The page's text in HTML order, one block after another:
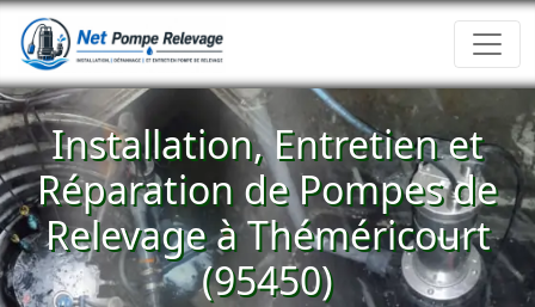
Installation, Entretien et
Réparation de Pompes de
Relevage à Théméricourt
(95450)